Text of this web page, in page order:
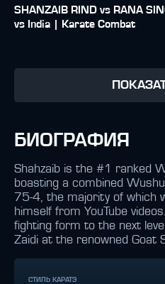
SHANZAIB RIND vs RANA
vs India | Karate Combat
БИОГРАФИЯ
Shahzaib is the #1 ranked
boasting a combined
75-4, the majority of which
himself from YouTube
fighting form to the next
Zaidi at the renowned Goat
СТИЛЬ КАРАТЭ